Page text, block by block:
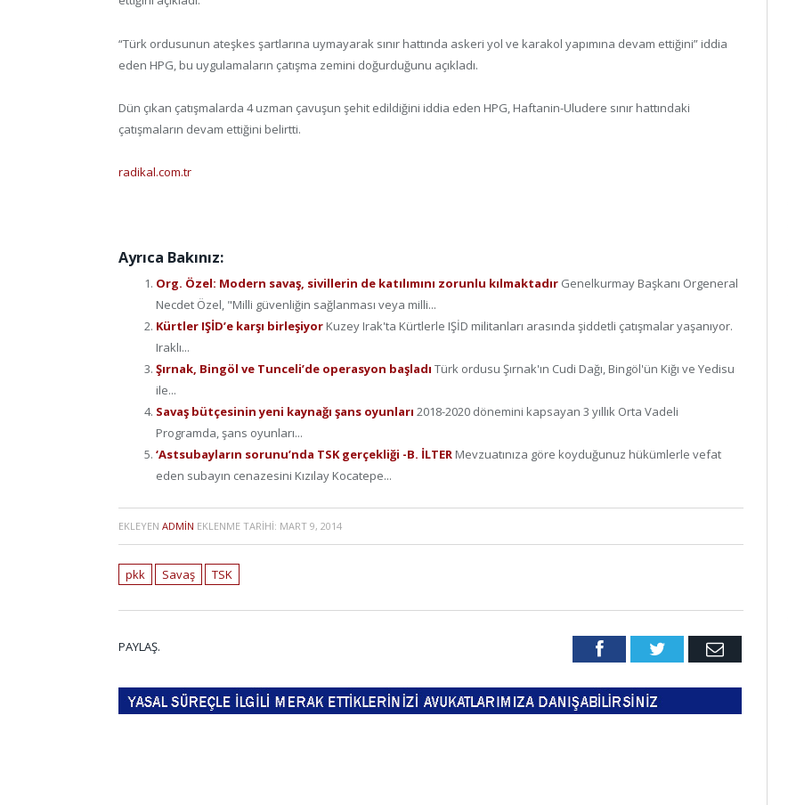
“Türk ordusunun ateşkes şartlarına uymayarak sınır hattında askeri yol ve karakol yapımına devam ettiğini” iddia
eden HPG, bu uygulamaların çatışma zemini doğurduğunu açıkladı.
Dün çıkan çatışmalarda 4 uzman çavuşun şehit edildiğini iddia eden HPG, Haftanin-Uludere sınır hattındaki
çatışmaların devam ettiğini belirtti.
radikal.com.tr
Ayrıca Bakınız:
Org. Özel: Modern savaş, sivillerin de katılımını zorunlu kılmaktadır Genelkurmay Başkanı Orgeneral
Necdet Özel, "Milli güvenliğin sağlanması veya milli...
Kürtler IŞİD’e karşı birleşiyor Kuzey Irak'ta Kürtlerle IŞİD militanları arasında şiddetli çatışmalar yaşanıyor.
Iraklı...
Şırnak, Bingöl ve Tunceli’de operasyon başladı Türk ordusu Şırnak'ın Cudi Dağı, Bingöl'ün Kiğı ve Yedisu
ile...
Savaş bütçesinin yeni kaynağı şans oyunları 2018-2020 dönemini kapsayan 3 yıllık Orta Vadeli
Programda, şans oyunları...
‘Astsubayların sorunu’nda TSK gerçekliği -B. İLTER Mevzuatınıza göre koyduğunuz hükümlerle vefat
eden subayın cenazesini Kızılay Kocatepe...
EKLEYEN ADMIN EKLENME TARIHI: MART 9, 2014
pkk Savaş TSK
PAYLAŞ. FacebookTwitter Email